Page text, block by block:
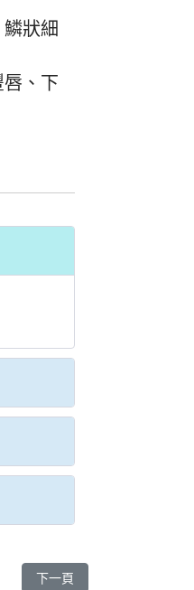
狀細
、下
下一篇文章: 洪崧壬 醫師
下一頁